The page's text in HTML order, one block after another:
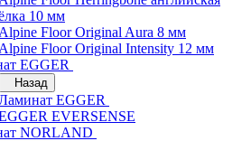
10 мм
Alpine Floor Original Aura 8 мм
Alpine Floor Original Intensity 12 мм
EGGER
Назад
EGGER
EVERSENSE
NORLAND